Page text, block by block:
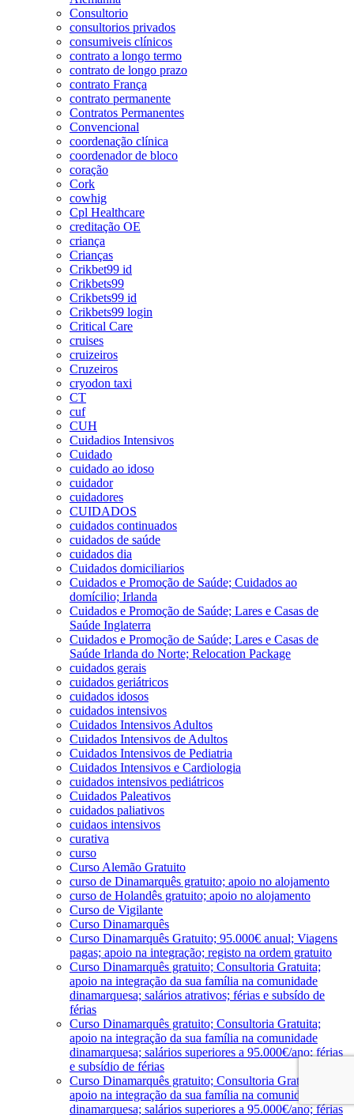
Consultorio
consultorios privados
consumiveis clínicos
contrato a longo termo
contrato de longo prazo
contrato França
contrato permanente
Contratos Permanentes
Convencional
coordenação clínica
coordenador de bloco
coração
Cork
cowhig
Cpl Healthcare
creditação OE
criança
Crianças
Crikbet99 id
Crikbets99
Crikbets99 id
Crikbets99 login
Critical Care
cruises
cruizeiros
Cruzeiros
cryodon taxi
CT
cuf
CUH
Cuidadios Intensivos
Cuidado
cuidado ao idoso
cuidador
cuidadores
CUIDADOS
cuidados continuados
cuidados de saúde
cuidados dia
Cuidados domiciliarios
Cuidados e Promoção de Saúde; Cuidados ao
domícilio; Irlanda
Cuidados e Promoção de Saúde; Lares e Casas de
Saúde Inglaterra
Cuidados e Promoção de Saúde; Lares e Casas de
Saúde Irlanda do Norte; Relocation Package
cuidados gerais
cuidados geriátricos
cuidados idosos
cuidados intensivos
Cuidados Intensivos Adultos
Cuidados Intensivos de Adultos
Cuidados Intensivos de Pediatria
Cuidados Intensivos e Cardiologia
cuidados intensivos pediátricos
Cuidados Paleativos
cuidados paliativos
cuidaos intensivos
curativa
curso
Curso Alemão Gratuito
curso de Dinamarquês gratuito; apoio no alojamento
curso de Holandês gratuito; apoio no alojamento
Curso de Vigilante
Curso Dinamarquês
Curso Dinamarquês Gratuito; 95.000€ anual; Viagens
pagas; apoio na integração; registo na ordem gratuito
Curso Dinamarquês gratuito; Consultoria Gratuita;
apoio na integração da sua família na comunidade
dinamarquesa; salários atrativos; férias e subsído de
férias
Curso Dinamarquês gratuito; Consultoria Gratuita;
apoio na integração da sua família na comunidade
dinamarquesa; salários superiores a 95.000€/ano; férias
e subsídio de férias
Curso Dinamarquês gratuito; Consultoria Gratuita;
apoio na integração da sua família na comunidade
dinamarquesa; salários superiores a 95.000€/ano; férias